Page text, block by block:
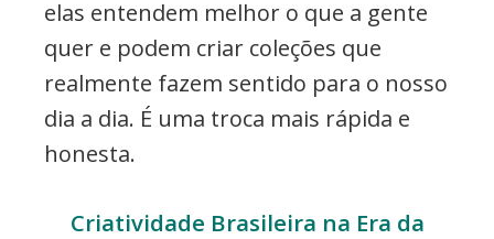
elas entendem melhor o que a gente
quer e podem criar coleções que
realmente fazem sentido para o nosso
dia a dia. É uma troca mais rápida e
honesta.
Criatividade Brasileira na Era da